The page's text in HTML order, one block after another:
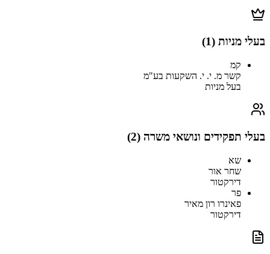
בעלי מניות (1
)
קמ
קשר מ. י. י. השקעות בע"מ
בעל מניות
בעלי תפקידים ונושאי משרה (2
)
שא
שחר אור
דירקטור
פר
פאינרו רון מאיר
דירקטור